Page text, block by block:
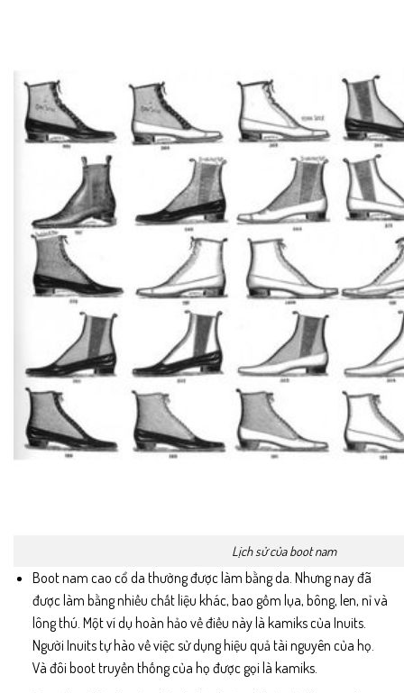
Lịch sử của boot nam
Boot nam cao cổ da thường được làm bằng da. Nhưng nay đã
được làm bằng nhiều chất liệu khác, bao gồm lụa, bông, len, nỉ và
lông thú. Một ví dụ hoàn hảo về điều này là kamiks của Inuits.
Người Inuits tự hào về việc sử dụng hiệu quả tài nguyên của họ.
Và đôi boot truyền thống của họ được gọi là kamiks.